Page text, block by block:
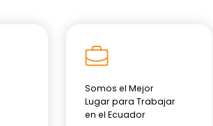
Somos el Mejor
Lugar para Trabajar
en el Ecuador